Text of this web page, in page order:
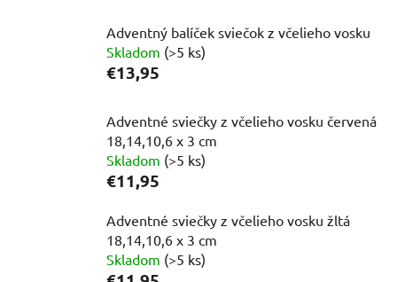
Adventný balíček sviečok z včelieho vosku
Skladom (>5 ks)
€13,95
Adventné sviečky z včelieho vosku červená
18,14,10,6 x 3 cm
Skladom (>5 ks)
€11,95
Adventné sviečky z včelieho vosku žltá
18,14,10,6 x 3 cm
Skladom (>5 ks)